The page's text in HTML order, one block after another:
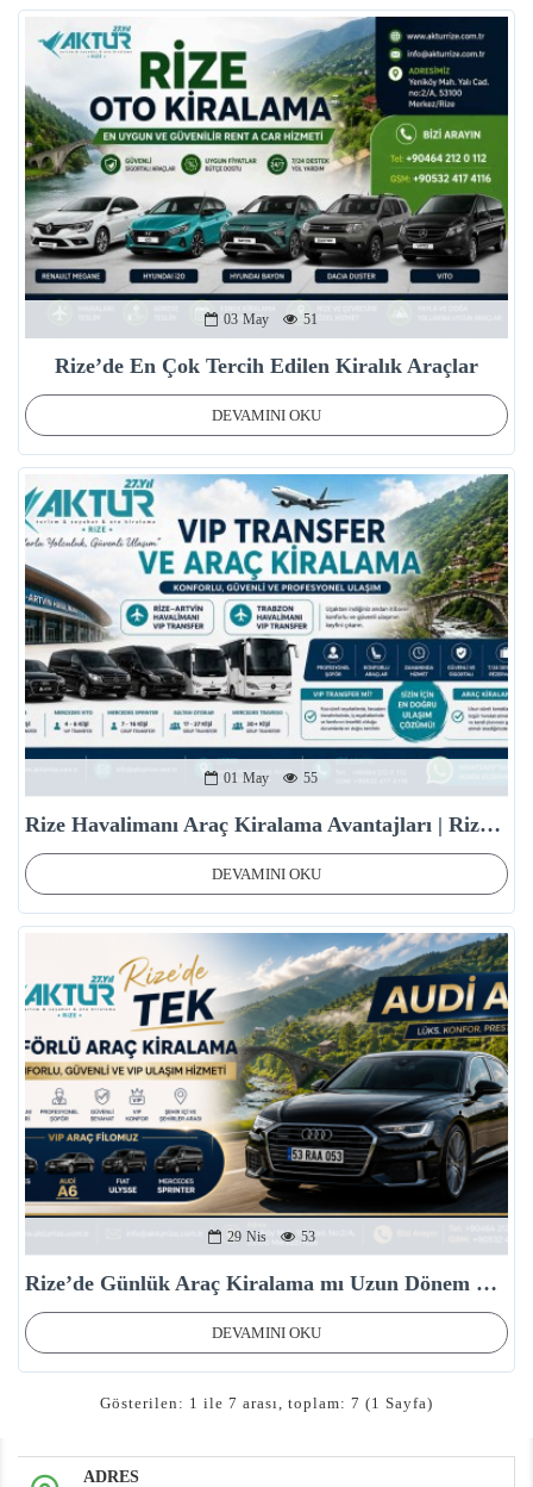
03 May 51
Rize’de En Çok Tercih Edilen Kiralık Araçlar
DEVAMINI OKU
01 May 55
Rize Havalimanı Araç Kiralama Avantajları | Rize Oto Kiralama Rehberi 2026
DEVAMINI OKU
29 Nis 53
Rize’de Günlük Araç Kiralama mı Uzun Dönem Kiralama mı?
DEVAMINI OKU
Gösterilen: 1 ile 7 arası, toplam: 7 (1 Sayfa)
ADRES